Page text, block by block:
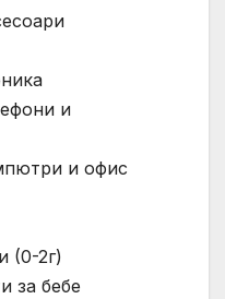
и
и офис
(0-2г)
за бебе